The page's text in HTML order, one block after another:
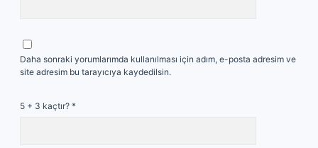
Daha sonraki yorumlarımda kullanılması için adım, e-posta adresim ve
site adresim bu tarayıcıya kaydedilsin.
5 + 3 kaçtır? *